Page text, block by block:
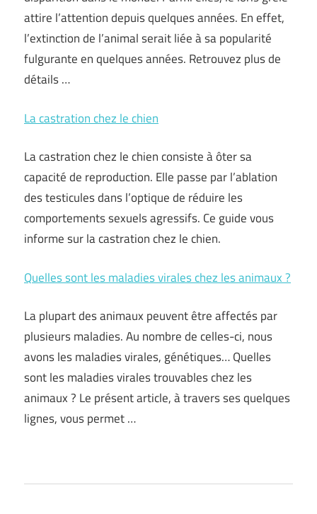
attire l’attention depuis quelques années. En effet,
l’extinction de l’animal serait liée à sa popularité
fulgurante en quelques années. Retrouvez plus de
détails …
La castration chez le chien
La castration chez le chien consiste à ôter sa
capacité de reproduction. Elle passe par l’ablation
des testicules dans l’optique de réduire les
comportements sexuels agressifs. Ce guide vous
informe sur la castration chez le chien.
Quelles sont les maladies virales chez les animaux ?
La plupart des animaux peuvent être affectés par
plusieurs maladies. Au nombre de celles-ci, nous
avons les maladies virales, génétiques… Quelles
sont les maladies virales trouvables chez les
animaux ? Le présent article, à travers ses quelques
lignes, vous permet …